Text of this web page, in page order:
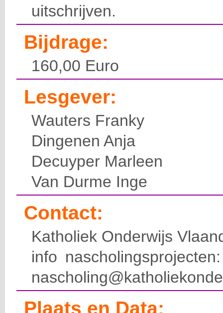
uitschrijven.
Bijdrage:
160,00 Euro
Lesgever:
Wauters Franky
Dingenen Anja
Decuyper Marleen
Van Durme Inge
Contact:
Katholiek Onderwijs
info
Plaats en Data: